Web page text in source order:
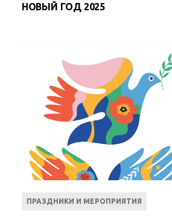
НОВЫЙ ГОД 2025
ПРАЗДНИКИ И МЕРОПРИЯТИЯ